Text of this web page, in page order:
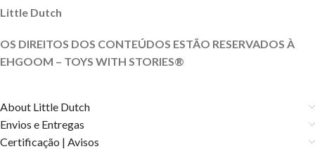
Little Dutch
OS DIREITOS DOS CONTEÚDOS ESTÃO RESERVADOS À
EHGOOM – TOYS WITH STORIES®️
About Little Dutch
Envios e Entregas
Certificação | Avisos